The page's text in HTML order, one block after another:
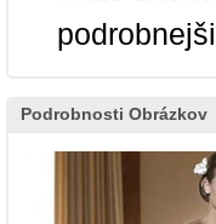
Podrobnosti Obrázkov